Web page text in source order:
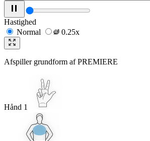
Hastighed
Normal
0.25x
Afspiller grundform afPREMIERE
Hånd 1